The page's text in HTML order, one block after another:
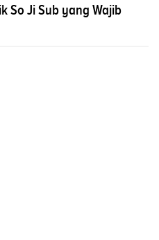
So Ji Sub yang Wajib